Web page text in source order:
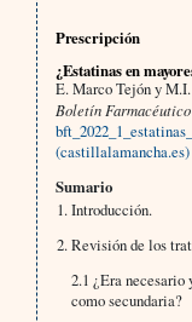
Prescripción
¿Estatinas en
E. Marco Tejón y
Boletín
(castillalamancha.es)
Sumario
Introducción.
Revisión de los
2.1 ¿Era
como secundaria?